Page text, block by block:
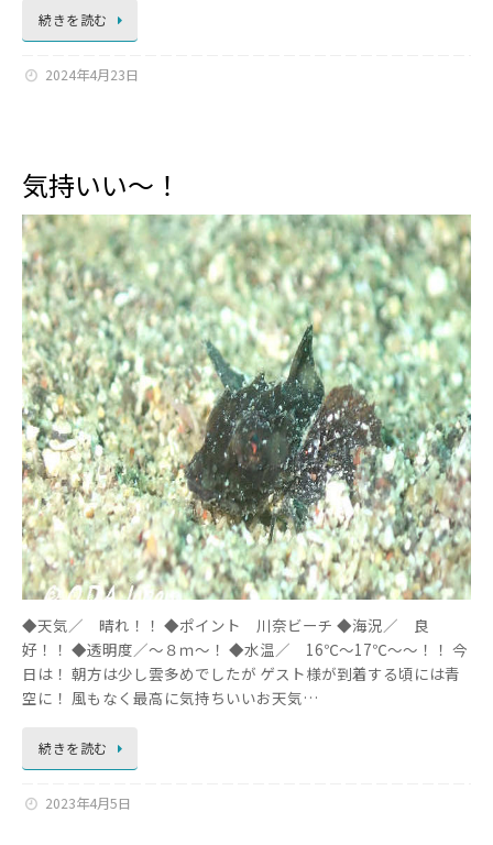
続きを読む
2024年4月23日
気持いい～！
◆天気／ 晴れ！！ ◆ポイント 川奈ビーチ ◆海況／ 良
好！！ ◆透明度／～８ｍ～！ ◆水温／ 16℃～17℃～～！！ 今
日は！ 朝方は少し雲多めでしたが ゲスト様が到着する頃には青
空に！ 風もなく最高に気持ちいいお天気…
続きを読む
2023年4月5日